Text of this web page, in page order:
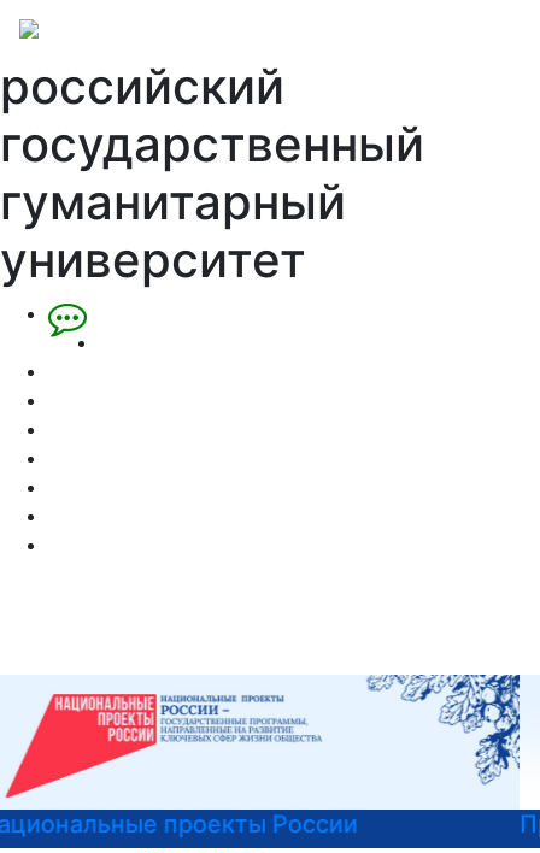
российский
государственный
гуманитарный
университет
Программы профпереподготовки